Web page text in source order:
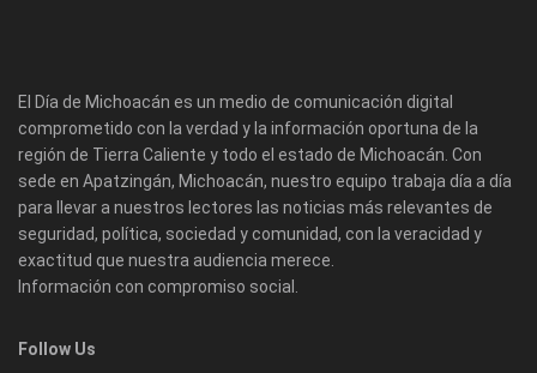
El Día de Michoacán es un medio de comunicación digital
comprometido con la verdad y la información oportuna de la
región de Tierra Caliente y todo el estado de Michoacán. Con
sede en Apatzingán, Michoacán, nuestro equipo trabaja día a día
para llevar a nuestros lectores las noticias más relevantes de
seguridad, política, sociedad y comunidad, con la veracidad y
exactitud que nuestra audiencia merece.
Información con compromiso social.
Follow Us